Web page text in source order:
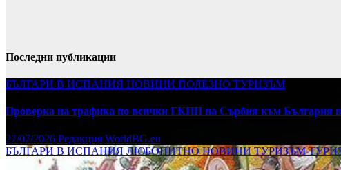
Последни публикации
БЪЛГАРИ В ИСПАНИЯ НОВИНИ ПОЛЕЗНО ТУРИЗЪМ
Проверка на трафика по всички ГКПП на Сърбия към България
27/07/2026 Редакция WorldBG.eu
БЪЛГАРИ В ИСПАНИЯ ЛЮБОПИТНОНОВИНИТУРИЗЪМ